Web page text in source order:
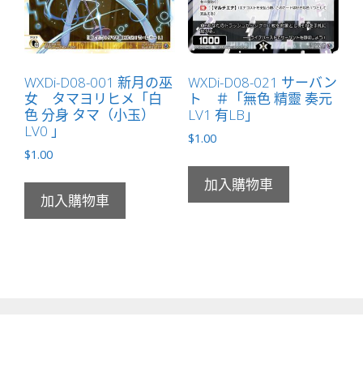
WXDi-D08-001 新月の巫
女 タマヨリヒメ「白
色 分身 タマ（小玉）
LV0 」
$1.00
加入購物車
WXDi-D08-021 サーバン
ト ＃「無色 精靈 奏元
LV1 有LB」
$1.00
加入購物車